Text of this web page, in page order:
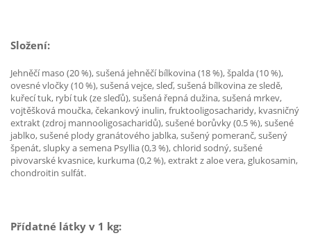
Složení:
Jehněčí maso (20 %), sušená jehněčí bílkovina (18 %), špalda (10 %),
ovesné vločky (10 %), sušená vejce, sleď, sušená bílkovina ze sledě,
kuřecí tuk, rybí tuk (ze sleďů), sušená řepná dužina, sušená mrkev,
vojtěšková moučka, čekankový inulin, fruktooligosacharidy, kvasničný
extrakt (zdroj mannooligosacharidů), sušené borůvky (0.5 %), sušené
jablko, sušené plody granátového jablka, sušený pomeranč, sušený
špenát, slupky a semena Psyllia (0,3 %), chlorid sodný, sušené
pivovarské kvasnice, kurkuma (0,2 %), extrakt z aloe vera, glukosamin,
chondroitin sulfát.
Přídatné látky v 1 kg: